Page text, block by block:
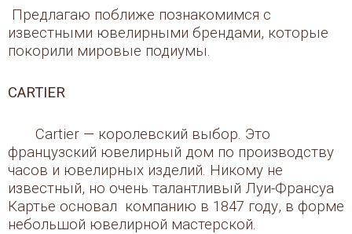
Предлагаю поближе познакомимся с
известными ювелирными брендами, которые
покорили мировые подиумы.
CARTIER
Cartier — королевский выбор. Это
французский ювелирный дом по производству
часов и ювелирных изделий. Никому не
известный, но очень талантливый Луи-Франсуа
Картье основал компанию в 1847 году, в форме
небольшой ювелирной мастерской.